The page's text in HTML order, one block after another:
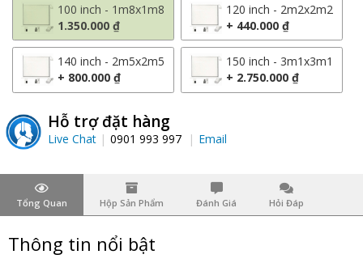
100 inch - 1m8x1m8
1.350.000 ₫
120 inch - 2m2x2m2
+ 440.000 ₫
140 inch - 2m5x2m5
+ 800.000 ₫
150 inch - 3m1x3m1
+ 2.750.000 ₫
Hỗ trợ đặt hàng
Live Chat 0901 993 997 Email
Tổng Quan Hộp Sản Phẩm Đánh Giá Hỏi Đáp
Thông tin nổi bật